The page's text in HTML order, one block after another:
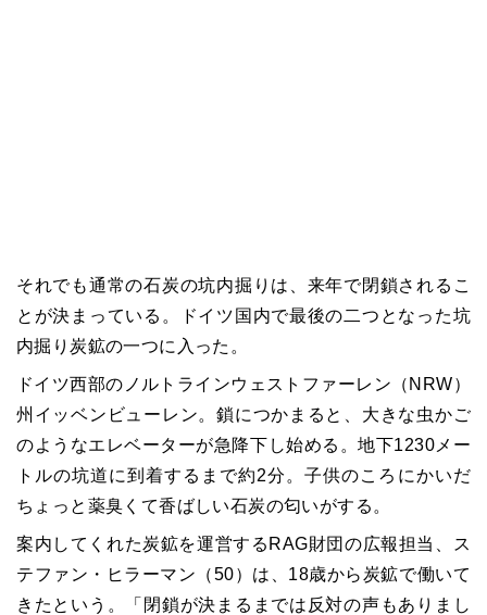
それでも通常の石炭の坑内掘りは、来年で閉鎖されるこ
とが決まっている。ドイツ国内で最後の二つとなった坑
内掘り炭鉱の一つに入った。
ドイツ西部のノルトラインウェストファーレン（NRW）
州イッベンビューレン。鎖につかまると、大きな虫かご
のようなエレベーターが急降下し始める。地下1230メー
トルの坑道に到着するまで約2分。子供のころにかいだ
ちょっと薬臭くて香ばしい石炭の匂いがする。
案内してくれた炭鉱を運営するRAG財団の広報担当、ス
テファン・ヒラーマン（50）は、18歳から炭鉱で働いて
きたという。「閉鎖が決まるまでは反対の声もありまし